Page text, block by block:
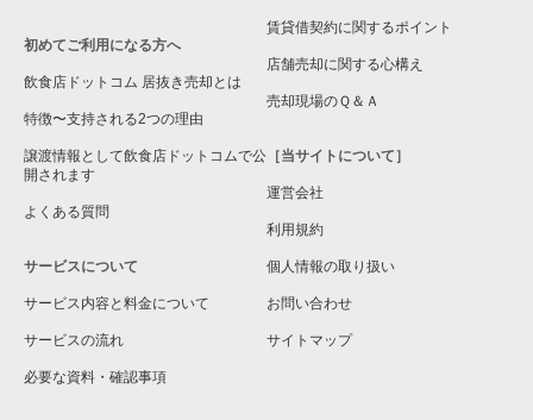
初めてご利用になる方へ
飲食店ドットコム 居抜き売却とは
特徴〜支持される2つの理由
譲渡情報として飲食店ドットコムで公
開されます
よくある質問
サービスについて
サービス内容と料金について
サービスの流れ
必要な資料・確認事項
賃貸借契約に関するポイント
店舗売却に関する心構え
売却現場のＱ＆Ａ
［当サイトについて］
運営会社
利用規約
個人情報の取り扱い
お問い合わせ
サイトマップ